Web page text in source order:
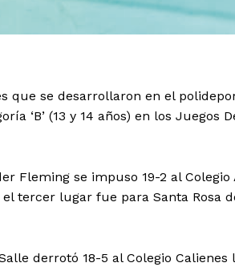
que se desarrollaron en el
‘B’ (13 y 14 años) en los Juegos
Fleming se impuso 19-2 al
tercer lugar fue para Santa Rosa
derrotó 18-5 al Colegio